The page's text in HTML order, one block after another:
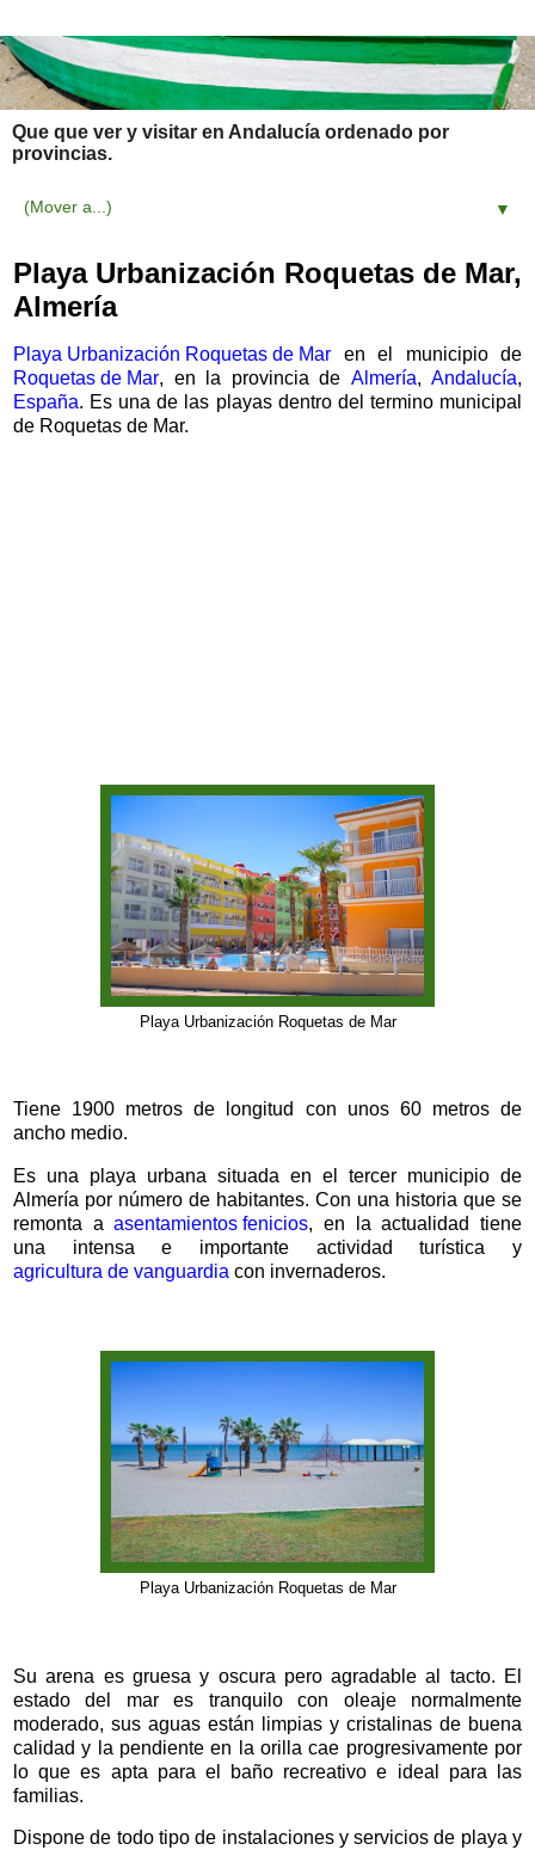
Que que ver y visitar en Andalucía ordenado por
provincias.
▼
Playa Urbanización Roquetas de Mar,
Almería
Playa Urbanización Roquetas de Mar en el municipio de
Roquetas de Mar, en la provincia de Almería, Andalucía,
España. Es una de las playas dentro del termino municipal
de Roquetas de Mar.
Playa Urbanización Roquetas de Mar
Tiene 1900 metros de longitud con unos 60 metros de
ancho medio.
Es una playa urbana situada en el tercer municipio de
Almería por número de habitantes. Con una historia que se
remonta aasentamientos fenicios, en la actualidad tiene
una intensa e importante actividad turística y
agricultura de vanguardia con invernaderos.
Playa Urbanización Roquetas de Mar
Su arena es gruesa y oscura pero agradable al tacto. El
estado del mar es tranquilo con oleaje normalmente
moderado, sus aguas están limpias y cristalinas de buena
calidad y la pendiente en la orilla cae progresivamente por
lo que es apta para el baño recreativo e ideal para las
familias.
Dispone de todo tipo de instalaciones y servicios de playa y